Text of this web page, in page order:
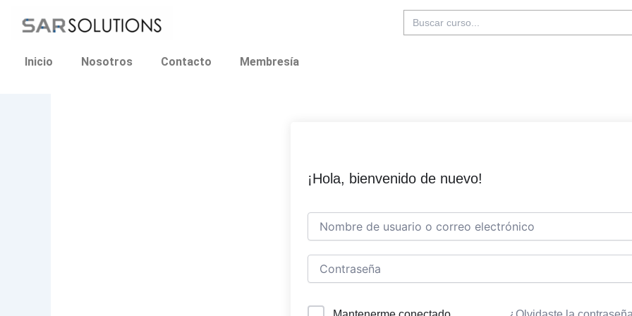
Buscar:
Inicio Nosotros Contacto Membresía
¡Hola, bienvenido de nuevo!